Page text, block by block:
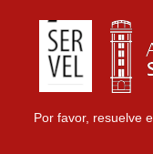
Por favor, resuelve